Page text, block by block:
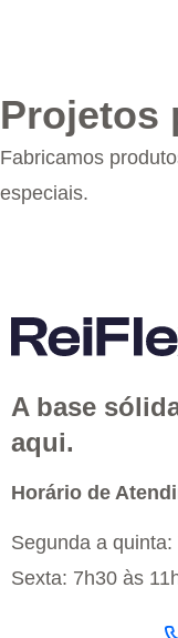
Projetos
Fabricamos
especiais.
A base
aqui.
Horário de
Segunda a
Sexta: 7h30 às